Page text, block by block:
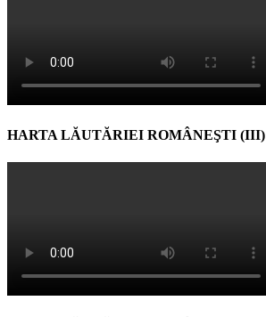
HARTA LĂUTĂRIEI ROMÂNEŞTI (III)